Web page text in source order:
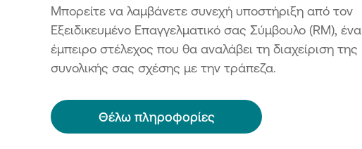
Μπορείτε να λαμβάνετε συνεχή υποστήριξη από τον
Εξειδικευμένο Επαγγελματικό σας Σύμβουλο (RM), ένα
έμπειρο στέλεχος που θα αναλάβει τη διαχείριση της
συνολικής σας σχέσης με την τράπεζα.
Θέλω πληροφορίες